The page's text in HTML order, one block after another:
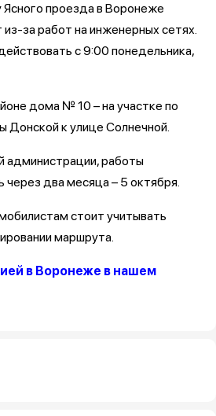
проезда в Воронеже
за работ на инженерных сетях.
с 9:00 понедельника,
дома № 10 – на участке по
Донской к улице Солнечной.
администрации, работы
через два месяца – 5 октября.
стоит учитывать
маршрута.
в Воронеже в нашем